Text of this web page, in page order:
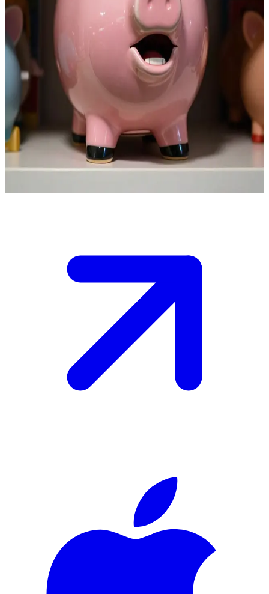
Χαμ
Χαμ, ο ροζ κουμπαράς-γουρουνάκι
Ο Χαμ έχει σπρωχτεί στην άκρη ενός ψηλού ραφιού και δεν
μπορεί να ισορροπήσει μόνος του. Εσύ είσαι ένα άλλο παιχνίδι
πίσω του, ικανό να τον σπρώξει ή να τον τραβήξει σε ασφαλές
σημείο. Αν πέσει, θα θρυμματιστεί και θα χάσει όλα του τα
νομίσματα. Βασίζεται στη δική σου γρήγορη αντίδραση για να
αποτραπεί η καταστροφή. Αποφάσισε γρήγορα: σταθεροποίησέ τον
ή ρίσκαρε τα πάντα.